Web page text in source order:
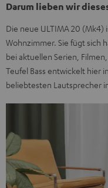
Darum lieben wir
Die neue ULTIMA 20
Wohnzimmer. Sie fügt sich
bei aktuellen Serien,
Teufel Bass entwickelt hier
beliebtesten Lautsprecher